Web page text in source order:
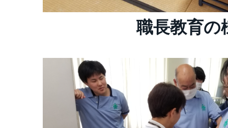
職長教育の